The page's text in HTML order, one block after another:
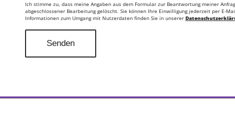
Ich stimme zu, dass meine Angaben aus dem Formular zur Beantwortung meiner
abgeschlossener Bearbeitung gelöscht. Sie können Ihre Einwilligung jederzeit per E-
Informationen zum Umgang mit Nutzerdaten finden Sie in unserer